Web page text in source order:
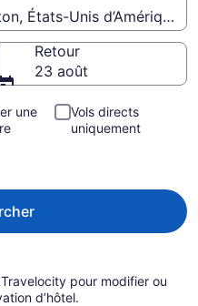
États-Unis d’Amérique
Retour
23 août
une
Vols directs
uniquement
pour modifier ou
d’hôtel.